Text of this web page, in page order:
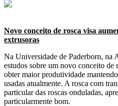
Novo conceito de rosca visa
extrusoras
Na Universidade de Paderborn, na
estudos sobre um novo conceito de
obter maior produtividade
usadas atualmente. A rosca com
particular das roscas onduladas,
particularmente bom.